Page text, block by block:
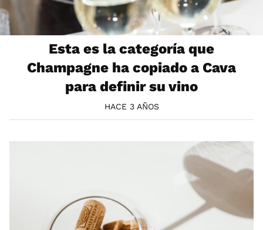
Esta es la categoría que
Champagne ha copiado a Cava
para definir su vino
HACE 3 AÑOS